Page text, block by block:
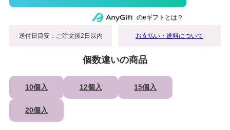
のeギフトとは？
送付日目安：ご注文後2日以内 お支払い・送料について
個数違いの商品
10個入 12個入 15個入
20個入